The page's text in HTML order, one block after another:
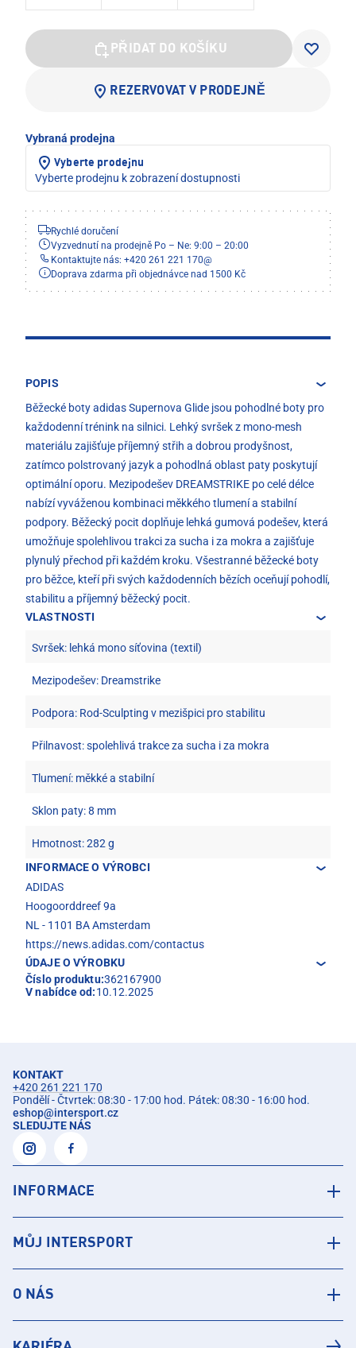
PŘIDAT DO KOŠÍKU
REZERVOVAT V PRODEJNĚ
Vybraná prodejna
Vyberte prodejnu
Vyberte prodejnu k zobrazení dostupnosti
Rychlé doručení
Vyzvednutí na prodejně Po – Ne: 9:00 – 20:00
Kontaktujte nás: +420 261 221 170@
Doprava zdarma při objednávce nad 1500 Kč
POPIS
Běžecké boty adidas Supernova Glide jsou pohodlné boty pro
každodenní trénink na silnici. Lehký svršek z mono-mesh
materiálu zajišťuje příjemný střih a dobrou prodyšnost,
zatímco polstrovaný jazyk a pohodlná oblast paty poskytují
optimální oporu. Mezipodešev DREAMSTRIKE po celé délce
nabízí vyváženou kombinaci měkkého tlumení a stabilní
podpory. Běžecký pocit doplňuje lehká gumová podešev, která
umožňuje spolehlivou trakci za sucha i za mokra a zajišťuje
plynulý přechod při každém kroku. Všestranné běžecké boty
pro běžce, kteří při svých každodenních bězích oceňují pohodlí,
stabilitu a příjemný běžecký pocit.
VLASTNOSTI
Svršek: lehká mono síťovina (textil)
Mezipodešev: Dreamstrike
Podpora: Rod-Sculpting v mezišpici pro stabilitu
Přilnavost: spolehlivá trakce za sucha i za mokra
Tlumení: měkké a stabilní
Sklon paty: 8 mm
Hmotnost: 282 g
INFORMACE O VÝROBCI
ADIDAS
Hoogoorddreef 9a
NL - 1101 BA Amsterdam
https://news.adidas.com/contactus
ÚDAJE O VÝROBKU
Číslo produktu:362167900
V nabídce od:10.12.2025
KONTAKT
+420 261 221 170
Pondělí - Čtvrtek: 08:30 - 17:00 hod. Pátek: 08:30 - 16:00 hod.
eshop@intersport.cz
SLEDUJTE NÁS
INFORMACE
MŮJ INTERSPORT
O NÁS